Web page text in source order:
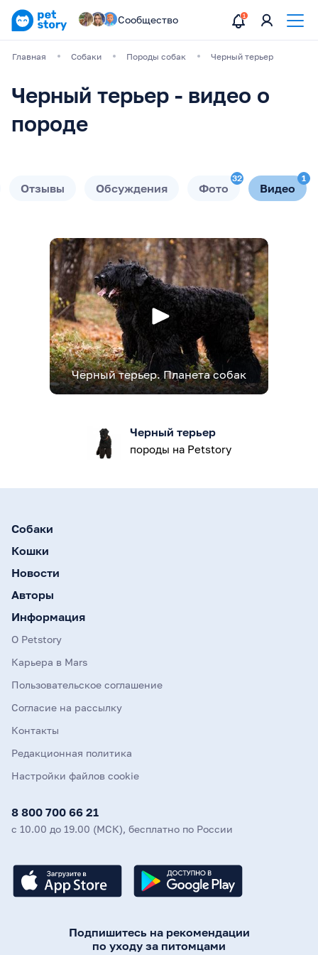
Сообщество
Главная Собаки Породы собак Черный терьер
Черный терьер - видео о
породе
Отзывы Обсуждения Фото
32
Видео
1
Черный терьер. Планета собак
Черный терьер
породы на Petstory
Собаки
Кошки
Новости
Авторы
Информация
О Petstory
Карьера в Mars
Пользовательское соглашение
Согласие на рассылку
Контакты
Редакционная политика
Настройки файлов cookie
8 800 700 66 21
с 10.00 до 19.00 (МСК), бесплатно по России
Подпишитесь на рекомендации
по уходу за питомцами